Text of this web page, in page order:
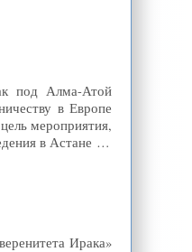
под Алма-Атой
в Европе
мероприятия,
в Астане …
Ирака»